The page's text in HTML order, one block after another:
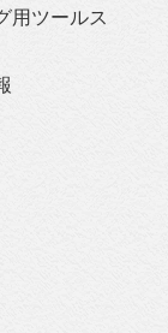
用ツールス